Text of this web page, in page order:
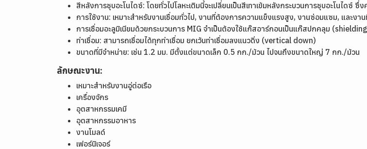
สีหลังการชุบอะโนไดซ์: โดยทั่วไปโลหะเติมนี้จะเปลี่ยนเป็นสีเทาเข้มหลังกระบวนการชุบอะโนได
การใช้งาน: เหมาะสำหรับงานเชื่อมทั่วไป, งานที่ต้องการความแข็งแรงสูง, งานซ่อมแซม, และงา
การเชื่อมอะลูมิเนียมด้วยกระบวนการ MIG จำเป็นต้องใช้แก๊สอาร์กอนเป็นแก๊สปกคลุม
ท่าเชื่อม: สามารถเชื่อมได้ทุกท่าเชื่อม ยกเว้นท่าเชื่อมลงแนวดิ่ง (vertical down)
ขนาดที่มีจำหน่าย: เช่น 1.2 มม. มีตั้งแต่ขนาดเล็ก 0.5 กก./ม้วน ไปจนถึงขนาดใหญ่ 7 กก./ม้วน
ลักษณะงาน:
เหมาะสำหรับงานอู่ต่อเรือ
เครื่องจักร
อุตสาหกรรมเคมี
อุตสาหกรรมอาหาร
งานโมลด์
เฟอร์นิเจอร์